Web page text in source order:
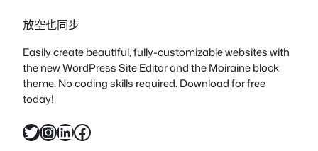
放空也同步
Easily create beautiful, fully-customizable websites with
the new WordPress Site Editor and the Moiraine block
theme. No coding skills required. Download for free
today!
X InstagramLinkedIn Facebook